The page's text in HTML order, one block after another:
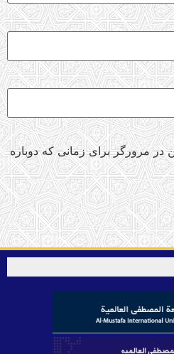
در مرورگر برای زمانی که دوباره